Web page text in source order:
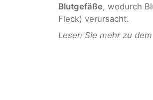
Blutgefäße, wodurch
Fleck) verursacht.
Lesen Sie mehr zu